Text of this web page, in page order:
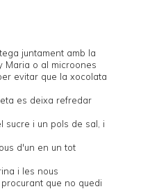
juntament amb la
Maria o al microones
evitar que la xocolata
es deixa refredar
sucre i un pols de sal, i
d'un en un tot
i les nous
que no quedi